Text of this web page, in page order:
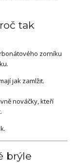
tak
zorníku
jak zamlžit.
nováčky, kteří
brýle